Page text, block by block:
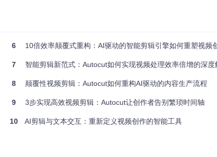
6 10倍效率颠覆式重构：AI驱动的智能剪辑引擎如何重塑视频
7 智能剪辑新范式：Autocut如何实现视频处理效率倍增的深度
8 颠覆性视频剪辑：Autocut如何重构AI驱动的内容生产流程
9 3步实现高效视频剪辑：Autocut让创作者告别繁琐时间轴
10 AI剪辑与文本交互：重新定义视频创作的智能工具